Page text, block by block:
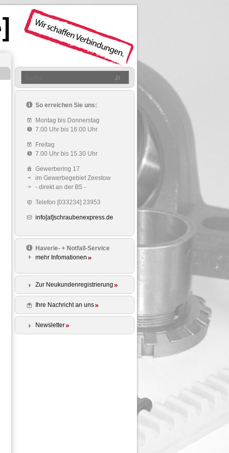
So erreichen Sie uns:
Montag bis Donnerstag
7.00 Uhr bis 16.00 Uhr
Freitag
7.00 Uhr bis 15.30 Uhr
Gewerbering 17
im Gewerbegebiet Zeestow
- direkt an der B5 -
Telefon [033234] 23953
info[at]schraubenexpress.de
Haverie- + Notfall-Service
mehr Infomationen
Zur Neukundenregistrierung
Ihre Nachricht an uns
Newsletter